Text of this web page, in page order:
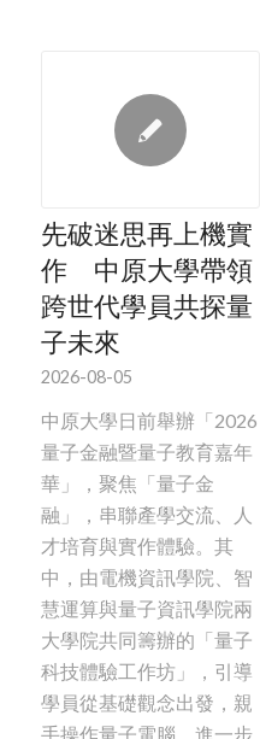
先破迷思再上機實
作 中原大學帶領
跨世代學員共探量
子未來
2026-08-05
中原大學日前舉辦「2026
量子金融暨量子教育嘉年
華」，聚焦「量子金
融」，串聯產學交流、人
才培育與實作體驗。其
中，由電機資訊學院、智
慧運算與量子資訊學院兩
大學院共同籌辦的「量子
科技體驗工作坊」，引導
學員從基礎觀念出發，親
手操作量子電腦，進一步